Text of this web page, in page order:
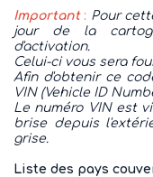
Important : Pour
jour de la
d'activation.
Celui-ci vous sera
Afin d'obtenir ce
VIN (Vehicle ID
Le numéro VIN est
brise depuis
grise.
Liste des pays